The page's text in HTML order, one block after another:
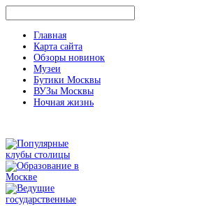
Главная
Карта сайта
Обзоры новинок
Музеи
Бутики Москвы
ВУЗы Москвы
Ночная жизнь